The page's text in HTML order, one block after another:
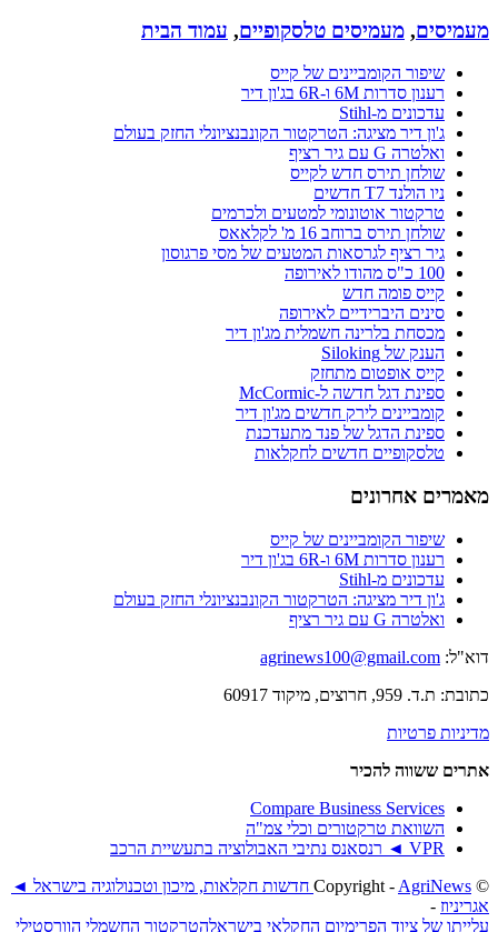
מעמיסים, מעמיסים טלסקופיים, עמוד הבית
שיפור הקומביינים של קייס
רענון סדרות 6M ו-6R בג'ון דיר
עדכונים מ-Stihl
ג'ון דיר מציגה: הטרקטור הקונבנציונלי החזק בעולם
ואלטרה G עם גיר רציף
שולחן תירס חדש לקייס
ניו הולנד T7 חדשים
טרקטור אוטונומי למטעים ולכרמים
שולחן תירס ברוחב 16 מ' לקלאאס
גיר רציף לגרסאות המטעים של מסי פרגוסון
100 כ"ס מהודו לאירופה
קייס פומה חדש
סינים היברידיים לאירופה
מכסחת בלרינה חשמלית מג'ון דיר
הענק של Siloking
קייס אופטום מתחזק
ספינת דגל חדשה ל-McCormic
קומביינים לירק חדשים מג'ון דיר
ספינת הדגל של פנד מתעדכנת
טלסקופיים חדשים לחקלאות
מאמרים אחרונים
שיפור הקומביינים של קייס
רענון סדרות 6M ו-6R בג'ון דיר
עדכונים מ-Stihl
ג'ון דיר מציגה: הטרקטור הקונבנציונלי החזק בעולם
ואלטרה G עם גיר רציף
דוא"ל: agrinews100@gmail.com
כתובת: ת.ד. 959, חרוצים, מיקוד 60917
מדיניות פרטיות
אתרים ששווה להכיר
Compare Business Services
השוואת טרקטורים וכלי צמ"ה
VPR ◄ רנסאנס נתיבי האבולוציה בתעשיית הרכב
© ‫Copyright -
AgriNews חדשות חקלאות, מיכון וטכנולוגיה בישראל ◄
אגריניוז -
עלייתו של ציוד הפרימיום החקלאי בישראלהטרקטור החשמלי הוורסטילי